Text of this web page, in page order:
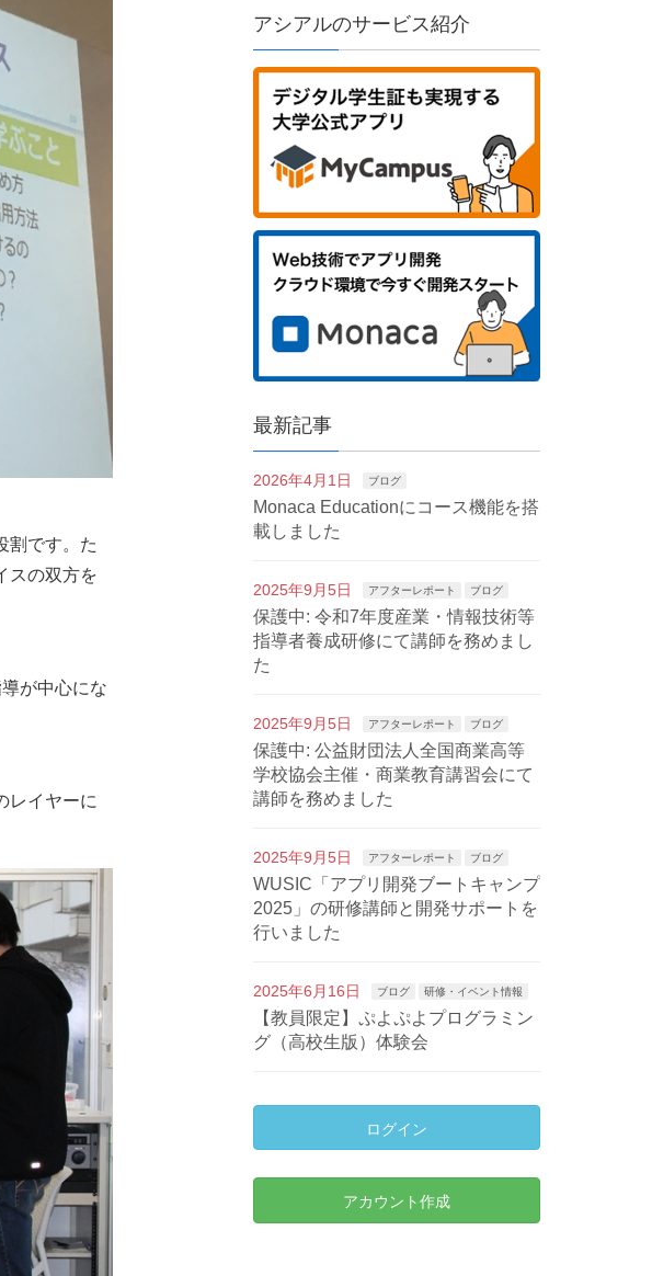
割です。た
スの双方を
が中心にな
レイヤーに
アシアルのサービス紹介
最新記事
2026年4月1日 ブログ
Monaca Educationにコース機能を搭
載しました
2025年9月5日 アフターレポート ブログ
保護中: 令和7年度産業・情報技術等
指導者養成研修にて講師を務めまし
た
2025年9月5日 アフターレポート ブログ
保護中: 公益財団法人全国商業高等
学校協会主催・商業教育講習会にて
講師を務めました
2025年9月5日 アフターレポート ブログ
WUSIC「アプリ開発ブートキャンプ
2025」の研修講師と開発サポートを
行いました
2025年6月16日 ブログ 研修・イベント情報
【教員限定】ぷよぷよプログラミン
グ（高校生版）体験会
ログイン
アカウント作成